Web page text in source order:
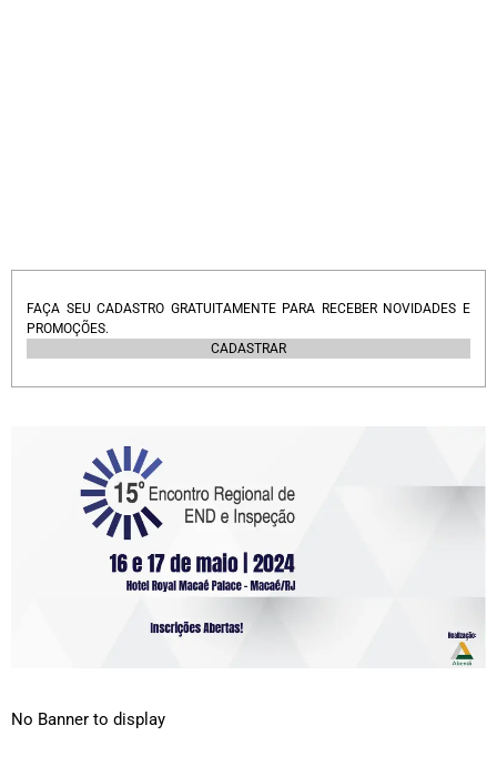
FAÇA SEU CADASTRO GRATUITAMENTE PARA RECEBER NOVIDADES E
PROMOÇÕES.
CADASTRAR
No Banner to display